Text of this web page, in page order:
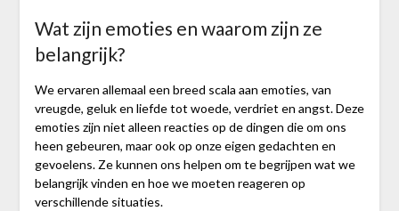
Wat zijn emoties en waarom zijn ze
belangrijk?
We ervaren allemaal een breed scala aan emoties, van
vreugde, geluk en liefde tot woede, verdriet en angst. Deze
emoties zijn niet alleen reacties op de dingen die om ons
heen gebeuren, maar ook op onze eigen gedachten en
gevoelens. Ze kunnen ons helpen om te begrijpen wat we
belangrijk vinden en hoe we moeten reageren op
verschillende situaties.